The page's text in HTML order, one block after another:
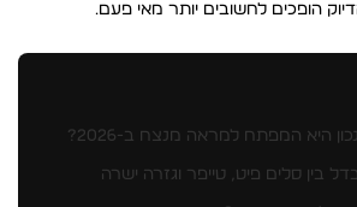
הופכים לחשובים יותר מאי פעם.
היא המפתח למראה מנצח ב-2026?
בין סלים פיט, טייפר וגזרה ישרה